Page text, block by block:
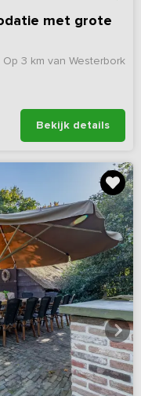
met grote
Op 3 km van Westerbork
Bekijk details